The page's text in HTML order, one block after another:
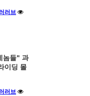
러브
놈들" 과
이딩 몰
러브